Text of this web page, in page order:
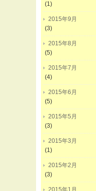
(1)
2015年9月
(3)
2015年8月
(5)
2015年7月
(4)
2015年6月
(5)
2015年5月
(3)
2015年3月
(1)
2015年2月
(3)